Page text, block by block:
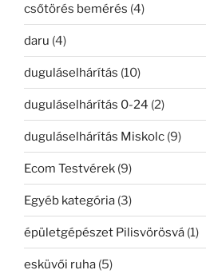
csőtörés bemérés (4)
daru (4)
duguláselhárítás (10)
duguláselhárítás 0-24 (2)
duguláselhárítás Miskolc (9)
Ecom Testvérek (9)
Egyéb kategória (3)
épületgépészet Pilisvörösvá (1)
esküvői ruha (5)